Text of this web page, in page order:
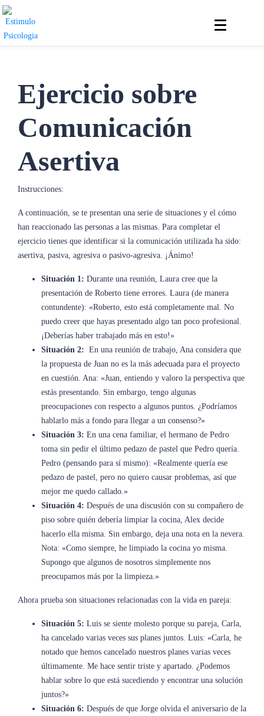
Publicado el
Ejercicio sobre
Comunicación
Asertiva
Instrucciones:
A continuación, se te presentan una serie de situaciones y el cómo
han reaccionado las personas a las mismas. Para completar el
ejercicio tienes que identificar si la comunicación utilizada ha sido:
asertiva, pasiva, agresiva o pasivo-agresiva. ¡Ánimo!
Situación 1: Durante una reunión, Laura cree que la
presentación de Roberto tiene errores. Laura (de manera
contundente): «Roberto, esto está completamente mal. No
puedo creer que hayas presentado algo tan poco profesional.
¡Deberías haber trabajado más en esto!»
Situación 2: En una reunión de trabajo, Ana considera que
la propuesta de Juan no es la más adecuada para el proyecto
en cuestión. Ana: «Juan, entiendo y valoro la perspectiva que
estás presentando. Sin embargo, tengo algunas
preocupaciones con respecto a algunos puntos. ¿Podríamos
hablarlo más a fondo para llegar a un consenso?»
Situación 3: En una cena familiar, el hermano de Pedro
toma sin pedir el último pedazo de pastel que Pedro quería.
Pedro (pensando para sí mismo): «Realmente quería ese
pedazo de pastel, pero no quiero causar problemas, así que
mejor me quedo callado.»
Situación 4: Después de una discusión con su compañero de
piso sobre quién debería limpiar la cocina, Alex decide
hacerlo ella misma. Sin embargo, deja una nota en la nevera.
Nota: «Como siempre, he limpiado la cocina yo misma.
Supongo que algunos de nosotros simplemente nos
preocupamos más por la limpieza.»
Ahora prueba son situaciones relacionadas con la vida en pareja:
Situación 5: Luis se siente molesto porque su pareja, Carla,
ha cancelado varias veces sus planes juntos. Luis: «Carla, he
notado que hemos cancelado nuestros planes varias veces
últimamente. Me hace sentir triste y apartado. ¿Podemos
hablar sobre lo que está sucediendo y encontrar una solución
juntos?»
Situación 6: Después de que Jorge olvida el aniversario de la